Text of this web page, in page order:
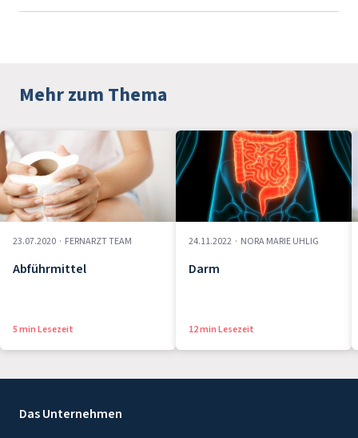
Mehr zum Thema
23.07.2020 · FERNARZT TEAM
Abführmittel
5 min Lesezeit
24.11.2022 · NORA MARIE UHLIG
Darm
12 min Lesezeit
Das Unternehmen